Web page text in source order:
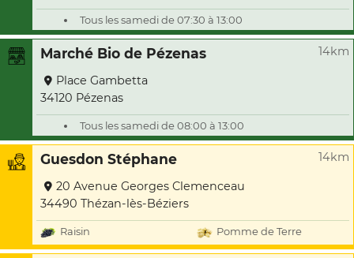
Tous les samedi de 07:30 à 13:00
Marché Bio de Pézenas 14km
Place Gambetta
34120 Pézenas
Tous les samedi de 08:00 à 13:00
Guesdon Stéphane 14km
20 Avenue Georges Clemenceau
34490 Thézan-lès-Béziers
Raisin Pomme de Terre